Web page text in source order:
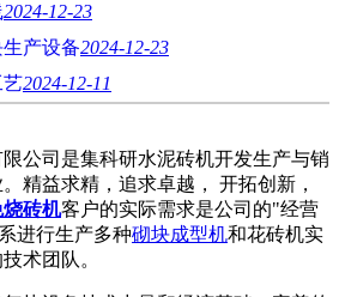
2024-12-23
产设备2024-12-23
艺2024-12-11
司是集科研水泥砖机开发生产与销
精益求精，追求卓越， 开拓创新，
烧砖机客户的实际需求是公司的"经营
进行生产多种砌块成型机和花砖机实
术团队。